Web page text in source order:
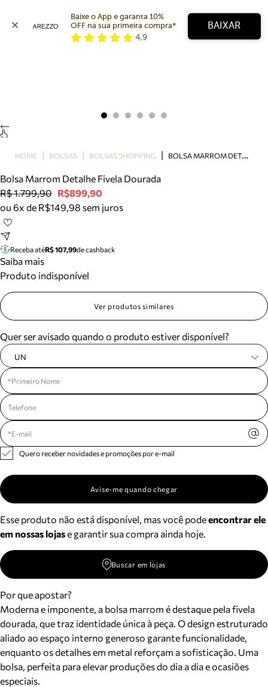
Bolsa
Tamanco
Tênis
Mule
Tire dúvidas sobre pedidos, devoluções e mais.
Meus pedidos
Acompanhe seus pedidos e solicite devoluções.
Baixe o App e garanta 10%
OFF na sua primeira compra*
4,9
BAIXAR
HOME BOLSAS BOLSAS SHOPPING B
OLSA MARROM DETALHE FIVELA DOURADA
Bolsa Marrom Detalhe Fivela Dourada
R$ 1.799,90 R$899,90
ou 6x de R$149,98 sem juros
Receba atéR$ 107,99de cashback
Saiba mais
Produto indisponível
Ver produtos similares
Quer ser avisado quando o produto estiver disponível?
UN
Quero receber novidades e promoções por e-mail
Avise-me quando chegar
Esse produto não está disponível, mas você podeencontrar ele
em nossas lojase garantir sua compra ainda hoje.
Buscar em lojas
Por que apostar?
Moderna e imponente, a bolsa marrom é destaque pela fivela
dourada, que traz identidade única à peça. O design estruturado
aliado ao espaço interno generoso garante funcionalidade,
enquanto os detalhes em metal reforçam a sofisticação. Uma
bolsa, perfeita para elevar produções do dia a dia e ocasiões
especiais.